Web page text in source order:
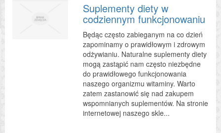
Suplementy diety w
codziennym funkcjonowaniu
Będąc często zabieganym na co dzień
zapominamy o prawidłowym i zdrowym
odżywianiu. Naturalne suplementy diety
mogą zastąpić nam często niezbędne
do prawidłowego funkcjonowania
naszego organizmu witaminy. Warto
zatem zastanowić się nad zakupem
wspomnianych suplementów. Na stronie
internetowej naszego skle...